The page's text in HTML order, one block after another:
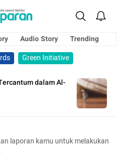
Audio Story
Trending
Green Initiative
dalam Al-
laporan kamu untuk melakukan